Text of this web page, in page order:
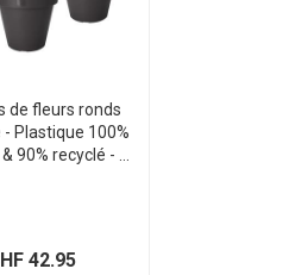
de fleurs ronds
Plastique 100%
90% recyclé - Ø
42.95